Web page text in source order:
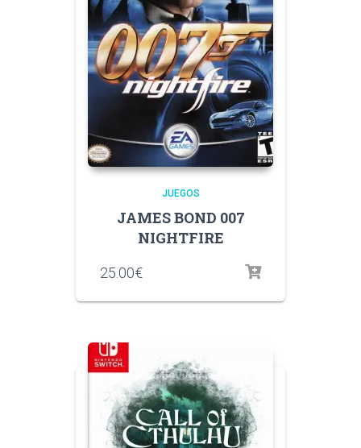
JUEGOS
JAMES BOND 007
NIGHTFIRE
25.00€